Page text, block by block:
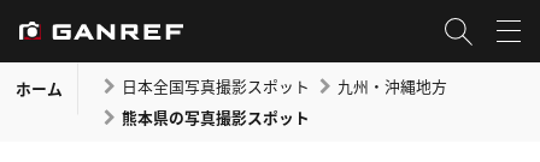
ホーム 日本全国写真撮影スポット
九州・沖縄地方
熊本県の写真撮影スポット